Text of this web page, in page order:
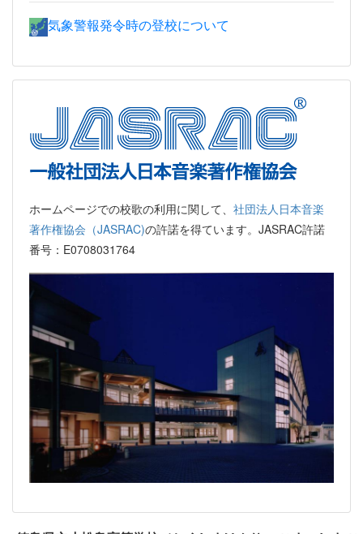
気象警報発令時の登校について
ホームページでの校歌の利用に関して、 社団法人日本音楽
著作権協会（JASRAC)の許諾を得ています。JASRAC許諾
番号：E0708031764